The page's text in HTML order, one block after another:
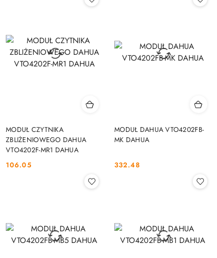
MODUŁ CZYTNIKA
ZBLIŻENIOWEGO DAHUA
VTO4202F-MR1 DAHUA
Cena:
106.05
MODUŁ DAHUA VTO4202FB-
MK DAHUA
Cena:
332.48